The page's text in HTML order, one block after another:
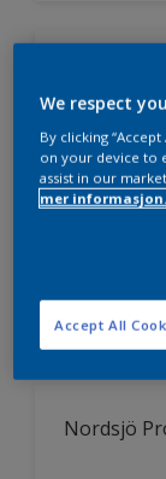
Nordsjö
We respect
By clicking
on your device to
assist in our
mer informasjon.
Accept All